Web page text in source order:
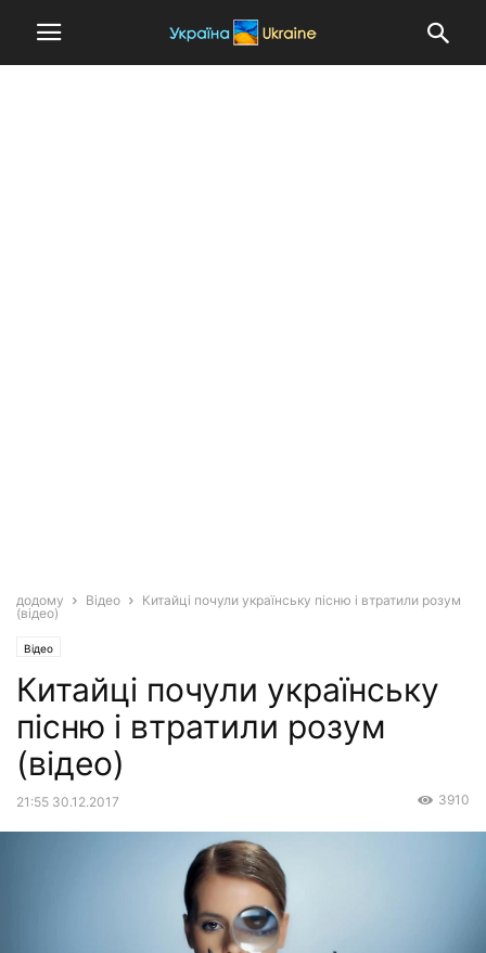
додому Відео
Китайці почули українську пісню і втратили розум
(відео)
Відео
Китайці почули українську
пісню і втратили розум
(відео)
21:55 30.12.2017 3910